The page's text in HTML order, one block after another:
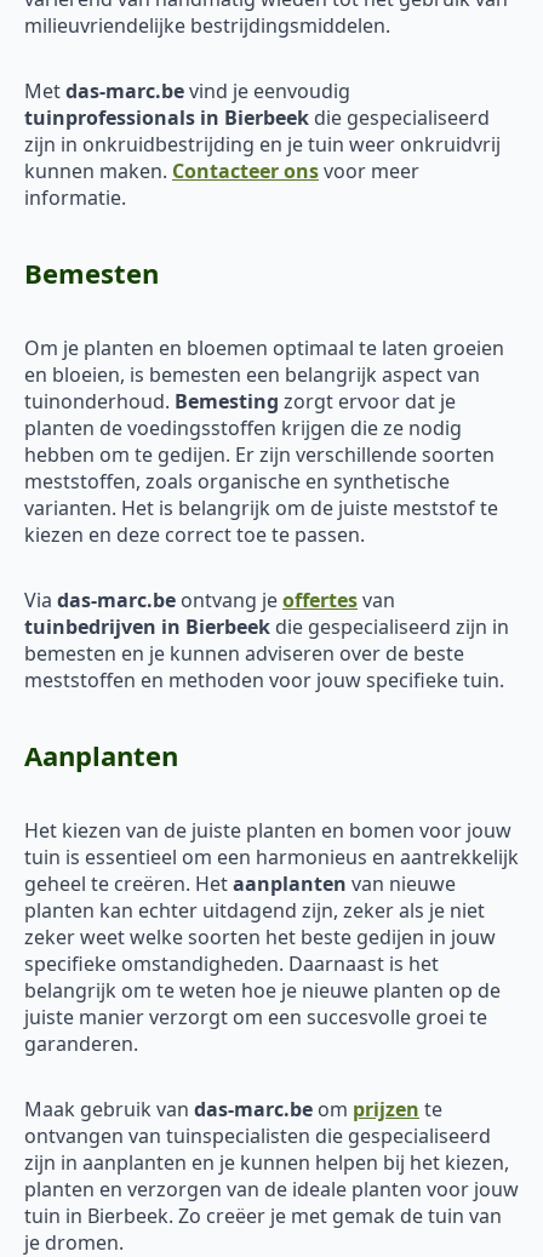
milieuvriendelijke bestrijdingsmiddelen.
Metdas-marc.bevind je eenvoudig
tuinprofessionals in Bierbeek die gespecialiseerd
zijn in onkruidbestrijding en je tuin weer onkruidvrij
kunnen maken. Contacteer onsvoor meer
informatie.
Bemesten
Om je planten en bloemen optimaal te laten groeien
en bloeien, is bemesten een belangrijk aspect van
tuinonderhoud. Bemesting zorgt ervoor dat je
planten de voedingsstoffen krijgen die ze nodig
hebben om te gedijen. Er zijn verschillende soorten
meststoffen, zoals organische en synthetische
varianten. Het is belangrijk om de juiste meststof te
kiezen en deze correct toe te passen.
Via das-marc.be ontvang jeoffertesvan
tuinbedrijven in Bierbeek die gespecialiseerd zijn in
bemesten en je kunnen adviseren over de beste
meststoffen en methoden voor jouw specifieke tuin.
Aanplanten
Het kiezen van de juiste planten en bomen voor jouw
tuin is essentieel om een harmonieus en aantrekkelijk
geheel te creëren. Hetaanplanten van nieuwe
planten kan echter uitdagend zijn, zeker als je niet
zeker weet welke soorten het beste gedijen in jouw
specifieke omstandigheden. Daarnaast is het
belangrijk om te weten hoe je nieuwe planten op de
juiste manier verzorgt om een succesvolle groei te
garanderen.
Maak gebruik van das-marc.be om prijzen te
ontvangen van tuinspecialisten die gespecialiseerd
zijn in aanplanten en je kunnen helpen bij het kiezen,
planten en verzorgen van de ideale planten voor jouw
tuin in Bierbeek. Zo creëer je met gemak de tuin van
je dromen.